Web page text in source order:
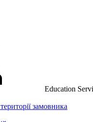
Education
замовника